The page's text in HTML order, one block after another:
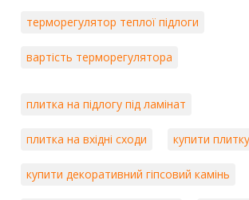
терморегулятор теплої підлоги
вартість терморегулятора
плитка на підлогу під ламінат
плитка на вхідні сходи купити
купити декоративний гіпсовий камінь